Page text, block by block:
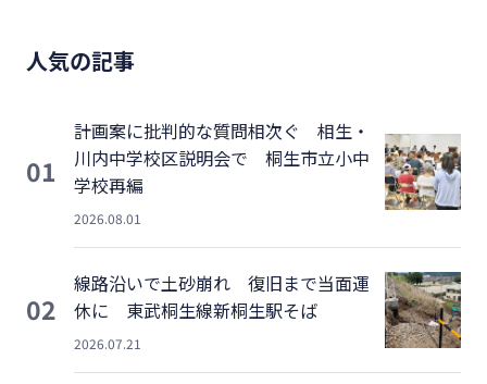
人気の記事
01
計画案に批判的な質問相次ぐ 相生・
川内中学校区説明会で 桐生市立小中
学校再編
2026.08.01
02
線路沿いで土砂崩れ 復旧まで当面運
休に 東武桐生線新桐生駅そば
2026.07.21